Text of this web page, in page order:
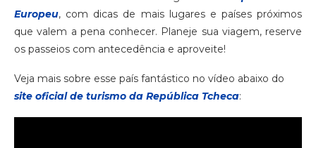
Europeu, com dicas de mais lugares e países próximos
que valem a pena conhecer. Planeje sua viagem, reserve
os passeios com antecedência e aproveite!
Veja mais sobre esse país fantástico no vídeo abaixo do
site oficial de turismo da República Tcheca: